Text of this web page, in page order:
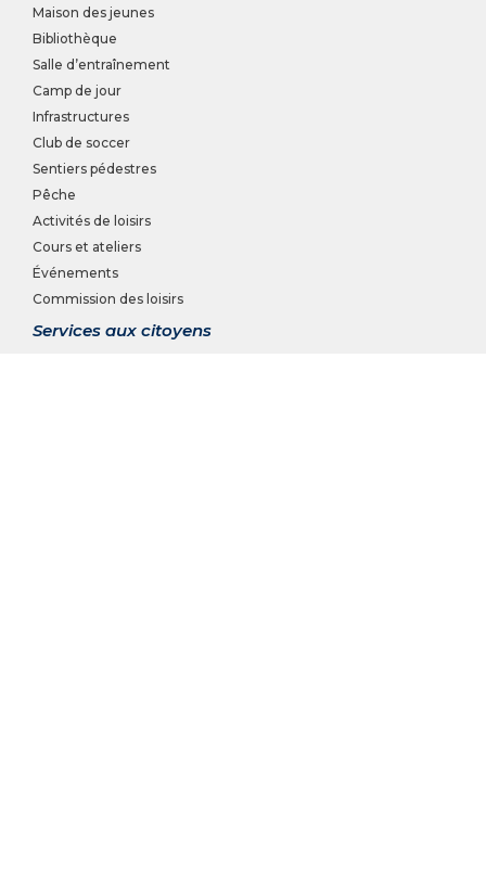
Maison des jeunes
Bibliothèque
Salle d’entraînement
Camp de jour
Infrastructures
Club de soccer
Sentiers pédestres
Pêche
Activités de loisirs
Cours et ateliers
Événements
Commission des loisirs
Services aux citoyens